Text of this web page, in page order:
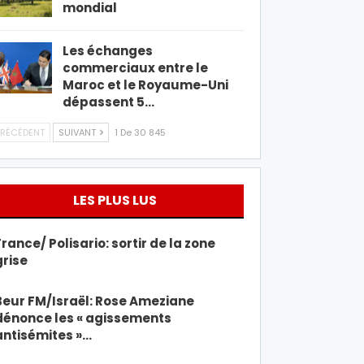
mondial
Les échanges
commerciaux entre le
Maroc et le Royaume-Uni
dépassent 5…
SUIVANT 1 De 30 845
LES PLUS LUS
Polisario: sortir de la zone
FM/Israël: Rose Ameziane
les « agissements
»…